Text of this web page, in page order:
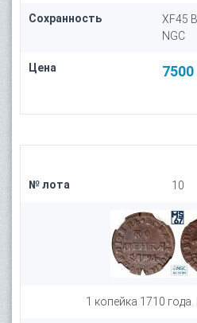
Сохранность
XF45
NGC
Цена 7500
№ лота 10
1 копейка 1710